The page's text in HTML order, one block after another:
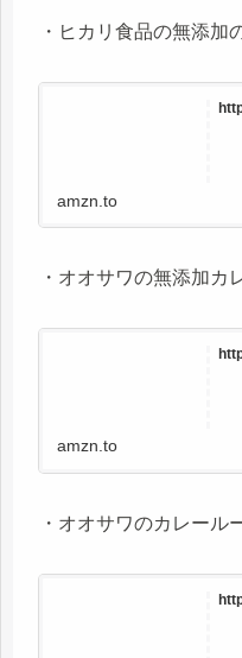
・ヒカリ食品の無添加
amzn.to
・オオサワの無添加カ
amzn.to
・オオサワのカレール